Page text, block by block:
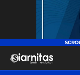
siarnitas
Jernih Menyiarkan